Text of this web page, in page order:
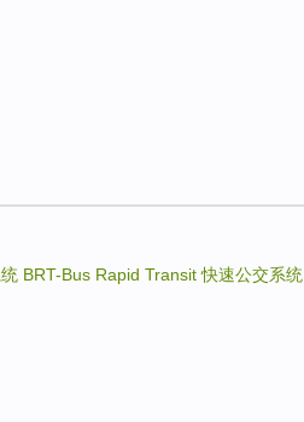
BRT-Bus Rapid Transit快速公交系统